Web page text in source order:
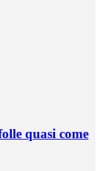
quasi come